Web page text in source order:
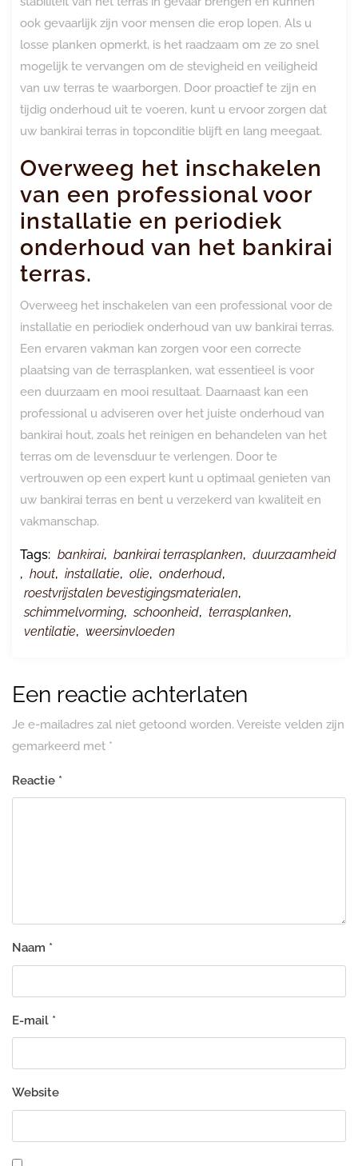
ook gevaarlijk zijn voor mensen die erop lopen. Als u
losse planken opmerkt, is het raadzaam om ze zo snel
mogelijk te vervangen om de stevigheid en veiligheid
van uw terras te waarborgen. Door proactief te zijn en
tijdig onderhoud uit te voeren, kunt u ervoor zorgen dat
uw bankirai terras in topconditie blijft en lang meegaat.
Overweeg het inschakelen
van een professional voor
installatie en periodiek
onderhoud van het bankirai
terras.
Overweeg het inschakelen van een professional voor de
installatie en periodiek onderhoud van uw bankirai terras.
Een ervaren vakman kan zorgen voor een correcte
plaatsing van de terrasplanken, wat essentieel is voor
een duurzaam en mooi resultaat. Daarnaast kan een
professional u adviseren over het juiste onderhoud van
bankirai hout, zoals het reinigen en behandelen van het
terras om de levensduur te verlengen. Door te
vertrouwen op een expert kunt u optimaal genieten van
uw bankirai terras en bent u verzekerd van kwaliteit en
vakmanschap.
Tags: bankirai, bankirai terrasplanken, duurzaamheid
, hout, installatie, olie, onderhoud,
roestvrijstalen bevestigingsmaterialen,
schimmelvorming, schoonheid, terrasplanken,
ventilatie, weersinvloeden
Een reactie achterlaten
Je e-mailadres zal niet getoond worden. Vereiste velden zijn
gemarkeerd met *
Reactie *
Naam *
E-mail *
Website